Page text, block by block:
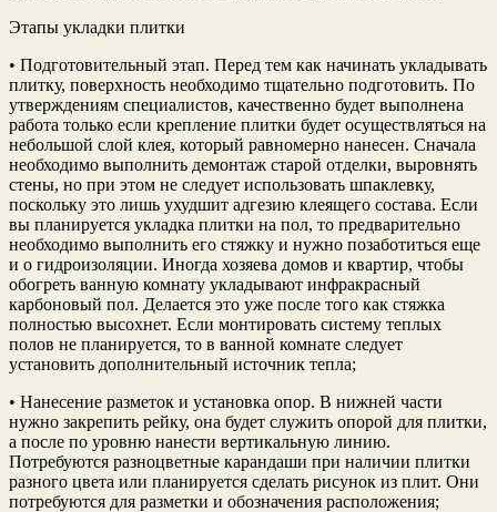
Этапы укладки плитки
• Подготовительный этап. Перед тем как начинать укладывать
плитку, поверхность необходимо тщательно подготовить. По
утверждениям специалистов, качественно будет выполнена
работа только если крепление плитки будет осуществляться на
небольшой слой клея, который равномерно нанесен. Сначала
необходимо выполнить демонтаж старой отделки, выровнять
стены, но при этом не следует использовать шпаклевку,
поскольку это лишь ухудшит адгезию клеящего состава. Если
вы планируется укладка плитки на пол, то предварительно
необходимо выполнить его стяжку и нужно позаботиться еще
и о гидроизоляции. Иногда хозяева домов и квартир, чтобы
обогреть ванную комнату укладывают инфракрасный
карбоновый пол. Делается это уже после того как стяжка
полностью высохнет. Если монтировать систему теплых
полов не планируется, то в ванной комнате следует
установить дополнительный источник тепла;
• Нанесение разметок и установка опор. В нижней части
нужно закрепить рейку, она будет служить опорой для плитки,
а после по уровню нанести вертикальную линию.
Потребуются разноцветные карандаши при наличии плитки
разного цвета или планируется сделать рисунок из плит. Они
потребуются для разметки и обозначения расположения;